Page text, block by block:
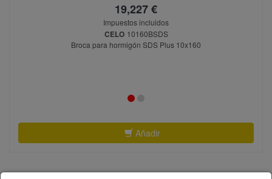
19,227 €
Impuestos incluidos
CELO 10160BSDS
Broca para hormigón SDS Plus 10x160
Añadir